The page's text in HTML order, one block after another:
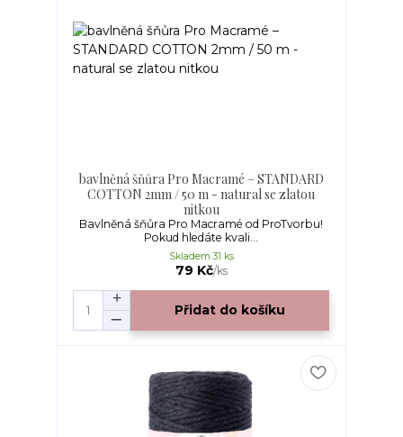
bavlněná šňůra Pro Macramé – STANDARD
COTTON 2mm / 50 m - natural se zlatou
nitkou
Bavlněná šňůra Pro Macramé od ProTvorbu!
Pokud hledáte kvali...
79 Kč/ks
Skladem 31 ks
Přidat do košíku